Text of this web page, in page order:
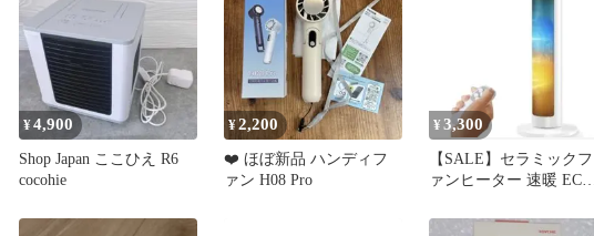
¥4,900
Shop Japan ここひえ R6
cocohie
¥2,200
❤️ ほぼ新品 ハンディフ
ァン H08 Pro
¥ 3,300
【SALE】セラミックフ
ァンヒーター 速暖 ECO